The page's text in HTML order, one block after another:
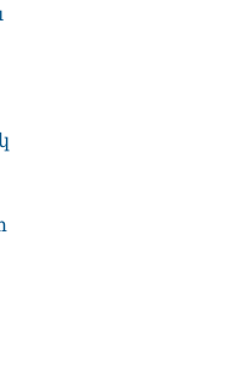
Իշխանյան
դատարանը ո՞նց
է միջամտել
գործին, մի հատ